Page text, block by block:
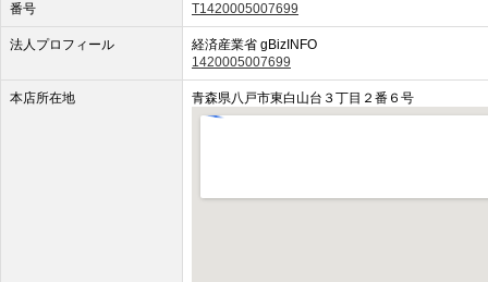
番号
T1420005007699
法人プロフィール
経済産業省 gBizINFO
1420005007699
本店所在地 青森県八戸市東白山台３丁目２番６号